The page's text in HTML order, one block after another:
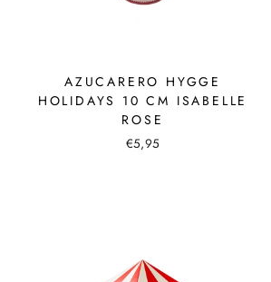
AZUCARERO HYGGE
HOLIDAYS 10 CM ISABELLE
ROSE
€5,95